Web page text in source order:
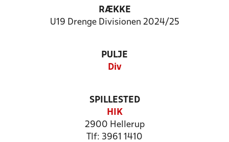
RÆKKE
U19 Drenge Divisionen 2024/25
PULJE
Div
SPILLESTED
HIK
2900 Hellerup
Tlf: 3961 1410